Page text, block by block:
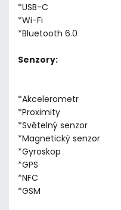
*USB-C
*Wi-Fi
*Bluetooth 6.0
Senzory:
*Akcelerometr
*Proximity
*Světelný senzor
*Magnetický senzor
*Gyroskop
*GPS
*NFC
*GSM